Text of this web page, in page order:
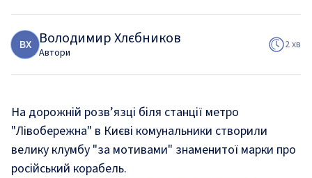
ВХ Володимир Хлєбников
Автори
2 хв
На дорожній розв’язці біля станції метро
"Лівобережна" в Києві комунальники створили
велику клумбу "за мотивами" знаменитої марки про
російський корабель.